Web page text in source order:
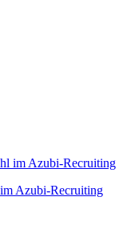
Azubi-Recruiting